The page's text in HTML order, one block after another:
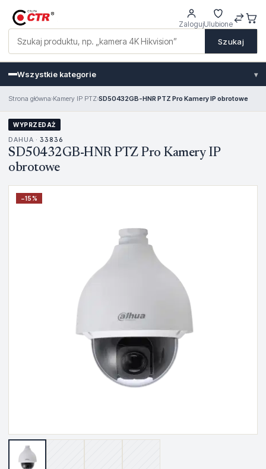
Szukaj
ZalogujUlubione
Wszystkie kategorie ▾
Strona główna›Kamery IP PTZ›SD50432GB-HNR PTZ Pro Kamery IP obrotowe
WYPRZEDAŻ
DAHUA · 33836
SD50432GB-HNR PTZ Pro Kamery IP
obrotowe
−15%